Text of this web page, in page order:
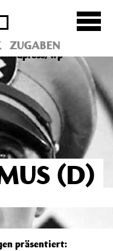
ist seit
wp-
ZUGABEN
(D)
präsentiert: